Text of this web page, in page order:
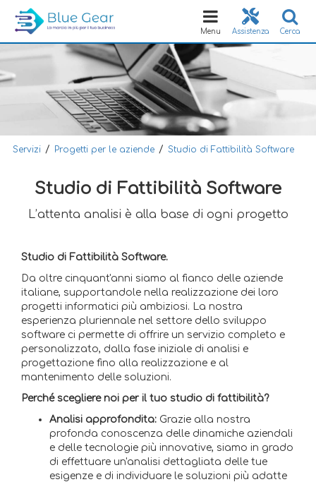
Cerca
Assistenza
Toggle
navigation
Menu
Servizi / Progetti per le aziende / Studio di Fattibilità Software
Studio di Fattibilità Software
L’attenta analisi è alla base di ogni progetto
Studio di Fattibilità Software.
Da oltre cinquant'anni siamo al fianco delle aziende
italiane, supportandole nella realizzazione dei loro
progetti informatici più ambiziosi. La nostra
esperienza pluriennale nel settore dello sviluppo
software ci permette di offrire un servizio completo e
personalizzato, dalla fase iniziale di analisi e
progettazione fino alla realizzazione e al
mantenimento delle soluzioni.
Perché scegliere noi per il tuo studio di fattibilità?
Analisi approfondita: Grazie alla nostra
profonda conoscenza delle dinamiche aziendali
e delle tecnologie più innovative, siamo in grado
di effettuare un'analisi dettagliata delle tue
esigenze e di individuare le soluzioni più adatte